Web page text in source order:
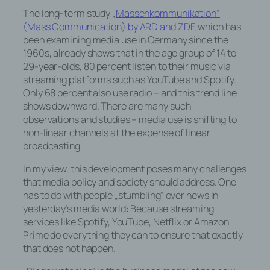
The long-term study „Massenkommunikation“
(Mass Communication) by ARD and ZDF, which has
been examining media use in Germany since the
1960s, already shows that in the age group of 14 to
29-year-olds, 80 percent listen to their music via
streaming platforms such as YouTube and Spotify.
Only 68 percent also use radio – and this trend line
shows downward. There are many such
observations and studies – media use is shifting to
non-linear channels at the expense of linear
broadcasting.
In my view, this development poses many challenges
that media policy and society should address. One
has to do with people „stumbling“ over news in
yesterday’s media world: Because streaming
services like Spotify, YouTube, Netflix or Amazon
Prime do everything they can to ensure that exactly
that does not happen.
oder des Auftragsverarbeiters befugt
sind, die personenbezogenen Daten
zu verarbeiten.
k) Einwilligung
Einwilligung ist jede von der
betroffenen Person freiwillig für den
bestimmten Fall in informierter Weise
Willensbekundung in Form einer
Erklärung oder einer sonstigen
eindeutigen bestätigenden Handlung,
mit der die betroffene Person zu
verstehen gibt, dass sie mit der
Verarbeitung der sie betreffenden
personenbezogenen Daten